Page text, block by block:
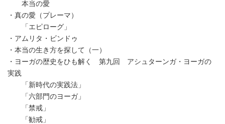
本当の愛
・真の愛（プレーマ）
「エピローグ」
・アムリタ・ビンドゥ
・本当の生き方を探して（一）
・ヨーガの歴史をひも解く 第九回 アシュターンガ・ヨーガの
実践
「新時代の実践法」
「六部門のヨーガ」
「禁戒」
「勧戒」